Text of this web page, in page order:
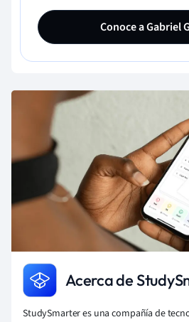
Conoce a Gabriel
Acerca de
StudySmarter es una compañía de